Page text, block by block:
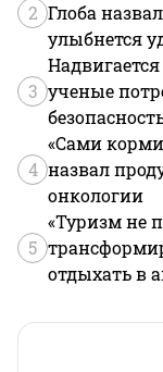
2 Глоба
улыбнется
3 ученые
4
«Сами
назвал
онкологии
5
«Туризм не
отдыхать в